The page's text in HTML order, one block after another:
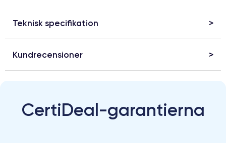
Teknisk specifikation
Kundrecensioner
CertiDeal-garantierna